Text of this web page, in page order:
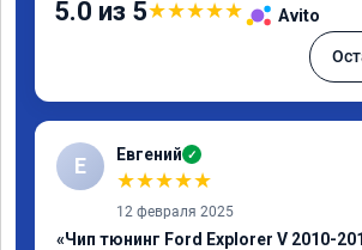
5.0 из 5★★★★★ Avito
Е Евгений ✓
★★★★★
12 февраля 2025
«Чип тюнинг Ford Explorer V 2010-